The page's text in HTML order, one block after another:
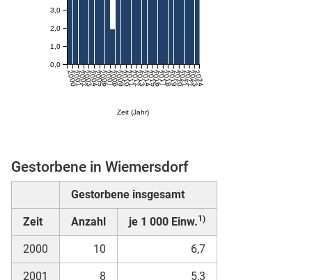
Zeit (Jahr)
200020012002200320042005200620072008200920102011201220132014201520162017201820192020202120222023
2024
0,0
1,0
2,0
3,0
Gestorbene in Wiemersdorf
Gestorbene insgesamt
Zeit Anzahl je 1 000 Einw.1)
2000 10 6,7
2001 8 5,3